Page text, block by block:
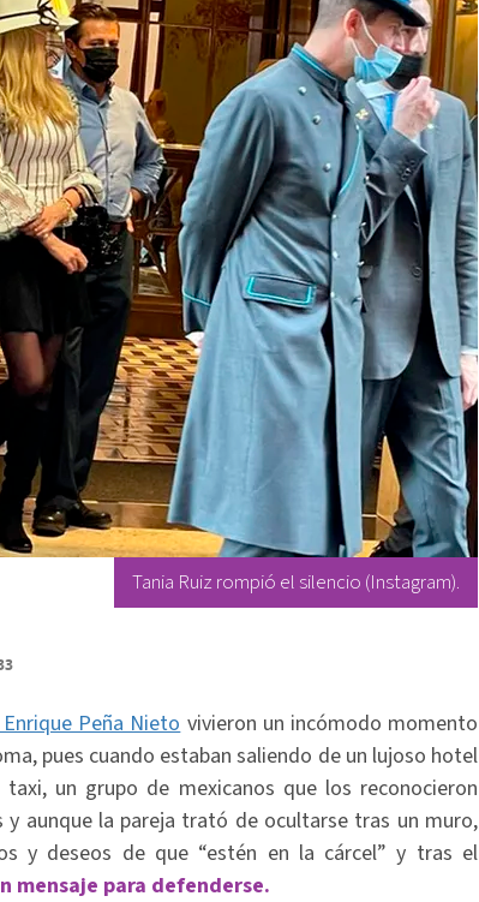
Tania Ruiz rompió el silencio (Instagram).
Peña Nietovivieron un incómodo momento
pues cuando estaban saliendo de un lujoso hotel
un grupo de mexicanos que los reconocieron
y aunque la pareja trató de ocultarse tras un muro,
y deseos de que “estén en la cárcel” y tras el
mensaje para defenderse.